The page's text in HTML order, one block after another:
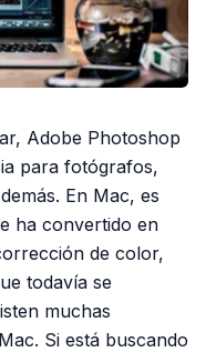
Adobe Photoshop
para fotógrafos,
En Mac, es
ha convertido en
de color,
todavía se
muchas
Si está buscando